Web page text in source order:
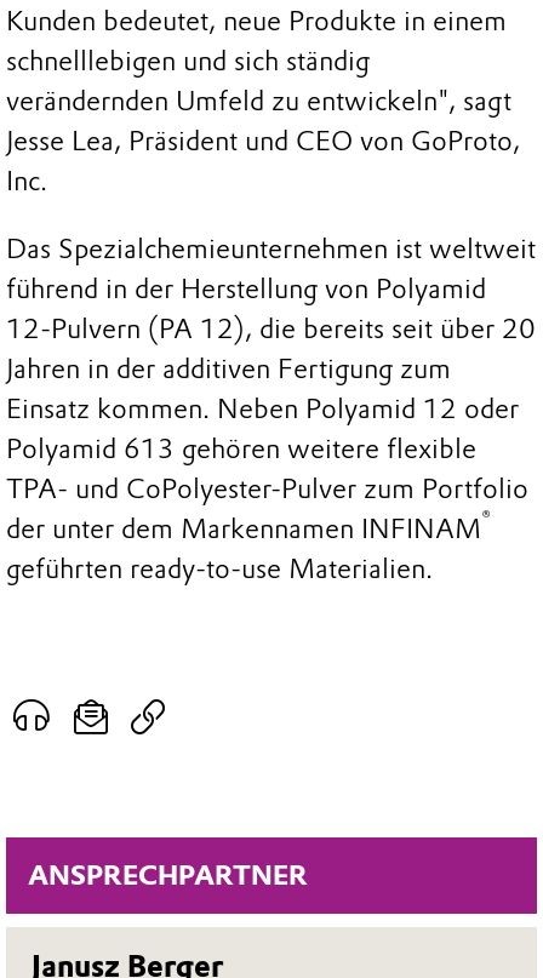
ANSPRECHPARTNER
Janusz Berger
Kunden bedeutet, neue Produkte in einem
schnelllebigen und sich ständig
verändernden Umfeld zu entwickeln", sagt
Jesse Lea, Präsident und CEO von GoProto,
Inc.
Das Spezialchemieunternehmen ist weltweit
führend in der Herstellung von Polyamid
12-Pulvern (PA 12), die bereits seit über 20
Jahren in der additiven Fertigung zum
Einsatz kommen. Neben Polyamid 12 oder
Polyamid 613 gehören weitere flexible
TPA- und CoPolyester-Pulver zum Portfolio
der unter dem Markennamen INFINAM®
geführten ready-to-use Materialien.